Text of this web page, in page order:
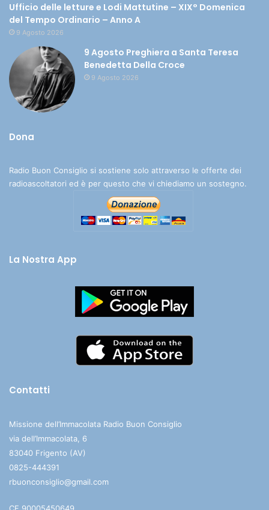
Ufficio delle letture e Lodi Mattutine – XIX° Domenica
del Tempo Ordinario – Anno A
9 Agosto 2026
9 Agosto Preghiera a Santa Teresa
Benedetta Della Croce
9 Agosto 2026
Dona
Radio Buon Consiglio si sostiene solo attraverso le offerte dei
radioascoltatori ed è per questo che vi chiediamo un sostegno.
La Nostra App
Contatti
Missione dell’Immacolata Radio Buon Consiglio
via dell’Immacolata, 6
83040 Frigento (AV)
0825-444391
rbuonconsiglio@gmail.com
CF 90005450649